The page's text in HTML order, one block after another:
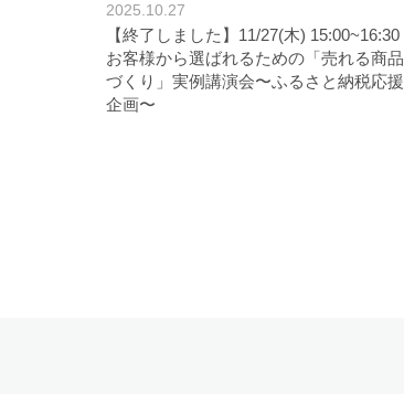
2025.10.27
【終了しました】11/27(木) 15:00~16:30
お客様から選ばれるための「売れる商品
づくり」実例講演会〜ふるさと納税応援
企画〜